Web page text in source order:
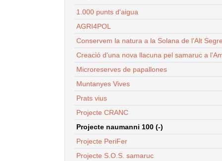
1.000 punts d'aigua
AGRI4POL
Conservem la natura a la Solana de l'Alt
Creació d'una nova llacuna pel samaruc a
Microreserves de papallones
Muntanyes Vives
Prats vius
Projecte CRANC
Projecte naumanni 100 (-)
Projecte PeriFer
Projecte S.O.S. samaruc